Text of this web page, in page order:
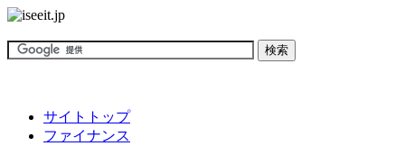
サイトトップ
ファイナンス